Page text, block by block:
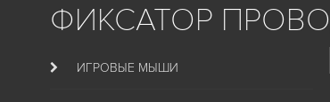
ФИКСАТОР
ИГРОВЫЕ МЫШИ